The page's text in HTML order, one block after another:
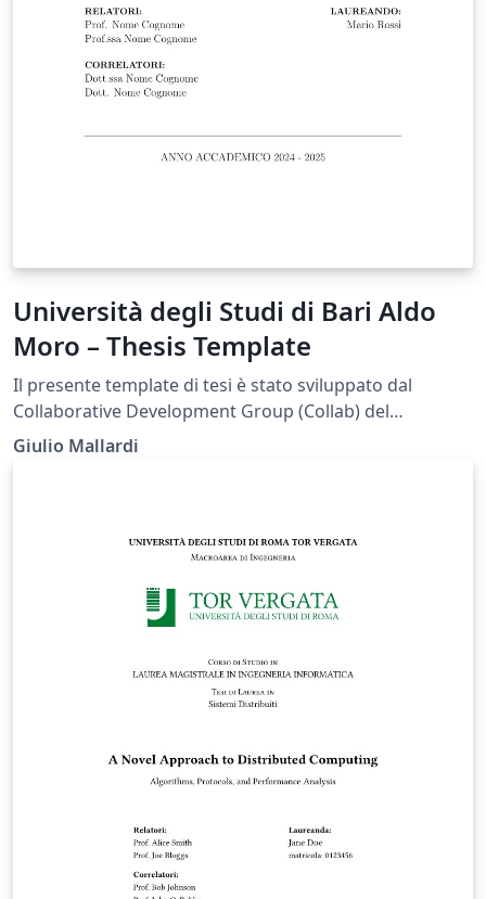
Università degli Studi di Bari Aldo
Moro – Thesis Template
Il presente template di tesi è stato sviluppato dal
Collaborative Development Group (Collab) del
Dipartimento di Informatica dell’Università degli Studi
previste dall’Ateneo. Si specifica che il documento non
rappresenta un modello ufficiale dell’Università.
Giulio Mallardi